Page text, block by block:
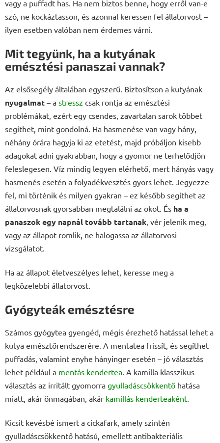
vagy a puffadt has. Ha nem biztos benne, hogy erről van-e
szó, ne kockáztasson, és azonnal keressen fel állatorvost –
ilyen esetben valóban nem érdemes várni.
Mit tegyünk, ha a kutyának
emésztési panaszai vannak?
Az elsősegély általában egyszerű. Biztosítson a kutyának
nyugalmat – a stressz csak rontja az emésztési
problémákat, ezért egy csendes, zavartalan sarok többet
segíthet, mint gondolná. Ha hasmenése van vagy hány,
néhány órára hagyja ki az etetést, majd próbáljon kisebb
adagokat adni gyakrabban, hogy a gyomor ne terhelődjön
feleslegesen. Víz mindig legyen elérhető, mert hányás vagy
hasmenés esetén a folyadékvesztés gyors lehet. Jegyezze
fel, mi történik és milyen gyakran – ez később segíthet az
állatorvosnak gyorsabban megtalálni az okot. És ha a
panaszok egy napnál tovább tartanak , vér jelenik meg,
vagy az állapot romlik, ne halogassa az állatorvosi
vizsgálatot.
Ha az állapot életveszélyes lehet, keresse meg a
legközelebbi állatorvost.
Gyógyteák emésztésre
Számos gyógytea gyengéd, mégis érezhető hatással lehet a
kutya emésztőrendszerére. A mentatea frissít, és segíthet
puffadás, valamint enyhe hányinger esetén – jó választás
lehet például a mentás kendertea . A kamilla klasszikus
választás az irritált gyomorra gyulladáscsökkentő hatása
miatt, akár önmagában, akár kamillás kenderteaként
Kicsit kevésbé ismert a cickafark, amely szintén
gyulladáscsökkentő hatású, emellett antibakteriális